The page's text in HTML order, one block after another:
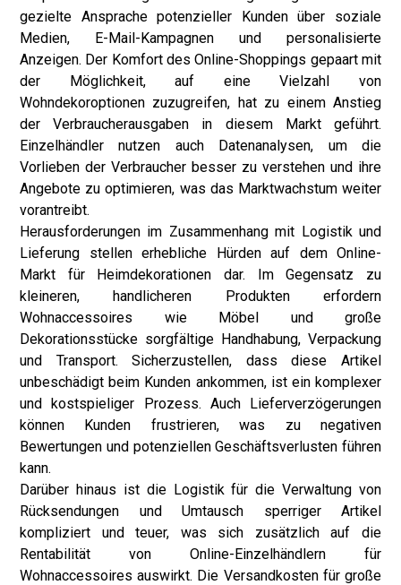
gezielte Ansprache potenzieller Kunden über soziale
Medien, E-Mail-Kampagnen und personalisierte
Anzeigen. Der Komfort des Online-Shoppings gepaart mit
der Möglichkeit, auf eine Vielzahl von
Wohndekoroptionen zuzugreifen, hat zu einem Anstieg
der Verbraucherausgaben in diesem Markt geführt.
Einzelhändler nutzen auch Datenanalysen, um die
Vorlieben der Verbraucher besser zu verstehen und ihre
Angebote zu optimieren, was das Marktwachstum weiter
vorantreibt.
Herausforderungen im Zusammenhang mit Logistik und
Lieferung stellen erhebliche Hürden auf dem Online-
Markt für Heimdekorationen dar. Im Gegensatz zu
kleineren, handlicheren Produkten erfordern
Wohnaccessoires wie Möbel und große
Dekorationsstücke sorgfältige Handhabung, Verpackung
und Transport. Sicherzustellen, dass diese Artikel
unbeschädigt beim Kunden ankommen, ist ein komplexer
und kostspieliger Prozess. Auch Lieferverzögerungen
können Kunden frustrieren, was zu negativen
Bewertungen und potenziellen Geschäftsverlusten führen
kann.
Darüber hinaus ist die Logistik für die Verwaltung von
Rücksendungen und Umtausch sperriger Artikel
kompliziert und teuer, was sich zusätzlich auf die
Rentabilität von Online-Einzelhändlern für
Wohnaccessoires auswirkt. Die Versandkosten für große